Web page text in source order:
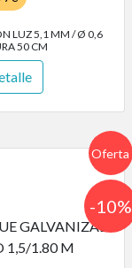
LUZ 5,1 MM / Ø 0,6
50 CM
Oferta
-10%